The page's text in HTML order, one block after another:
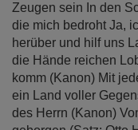
Zeugen sein In den
die mich bedroht Ja,
herüber und hilf uns
die Hände reichen
komm (Kanon) Mit
ein Land voller
des Herrn (Kanon)